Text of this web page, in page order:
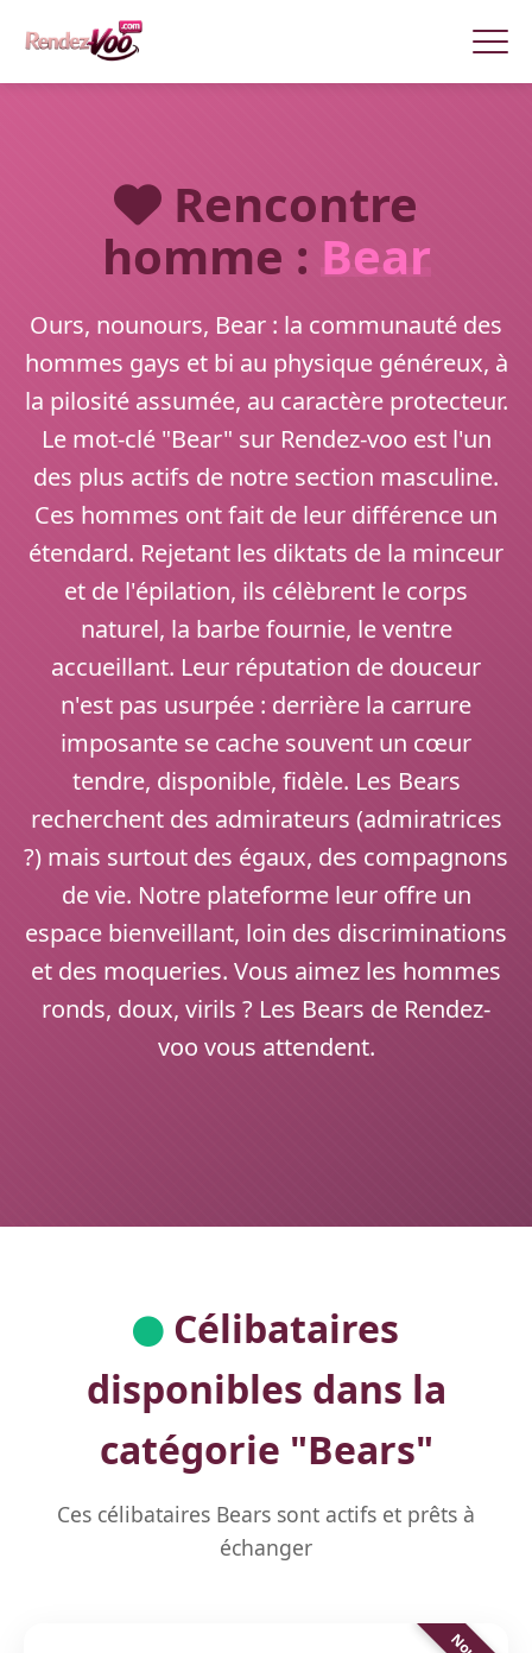
Rencontre
homme : Bear
Ours, nounours, Bear : la communauté des
hommes gays et bi au physique généreux, à
la pilosité assumée, au caractère protecteur.
Le mot-clé "Bear" sur Rendez-voo est l'un
des plus actifs de notre section masculine.
Ces hommes ont fait de leur différence un
étendard. Rejetant les diktats de la minceur
et de l'épilation, ils célèbrent le corps
naturel, la barbe fournie, le ventre
accueillant. Leur réputation de douceur
n'est pas usurpée : derrière la carrure
imposante se cache souvent un cœur
tendre, disponible, fidèle. Les Bears
recherchent des admirateurs (admiratrices
?) mais surtout des égaux, des compagnons
de vie. Notre plateforme leur offre un
espace bienveillant, loin des discriminations
et des moqueries. Vous aimez les hommes
ronds, doux, virils ? Les Bears de Rendez-
voo vous attendent.
Célibataires
disponibles dans la
catégorie "Bears"
Ces célibataires Bears sont actifs et prêts à
échanger